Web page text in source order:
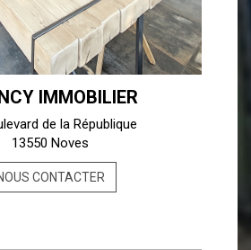
IMMOBILIER
de la République
13550 Noves
CONTACTER